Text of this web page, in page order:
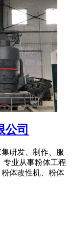
司
研发、制作、服
专业从事粉体工程
体改性机、粉体